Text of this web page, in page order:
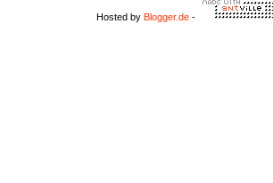
Hosted by Blogger.de -